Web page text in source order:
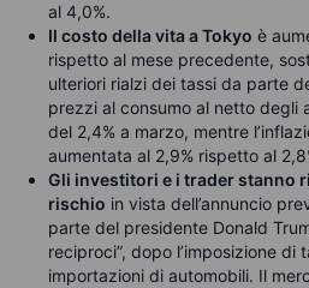
al 4,0%.
Il costo della vita a Tokyo è
rispetto al mese precedente,
ulteriori rialzi dei tassi da parte
prezzi al consumo al netto degli
del 2,4% a marzo, mentre
aumentata al 2,9% rispetto al
Gli investitori e i trader stanno
rischio in vista dell’annuncio
parte del presidente Donald
reciproci”, dopo l’imposizione di
importazioni di automobili. Il